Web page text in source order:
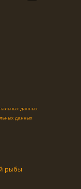
данных
данных
рыбы